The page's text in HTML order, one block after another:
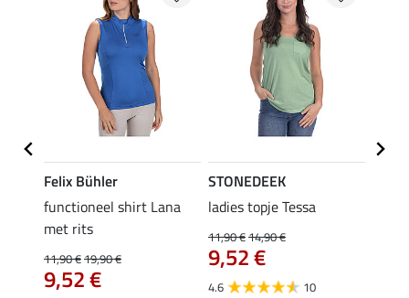
Felix Bühler
functioneel shirt Lana
met rits
11,90 €19,90 €
9,52 €
STONEDEEK
ladies topje Tessa
11,90 €14,90 €
9,52 €
4.6 10